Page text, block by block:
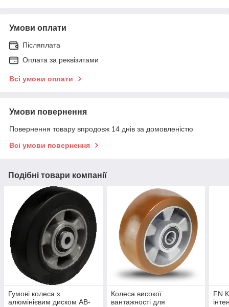
Умови оплати
Післяплата
Оплата за реквізитами
Всі умови оплати
Умови повернення
Повернення товару впродовж 14 днів за домовленістю
Всі умови повернення
Подібні товари компанії
Гумові колеса з
алюмінієвим диском AB-
Колеса високої
вантажності для
FN